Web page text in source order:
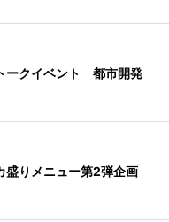
ークイベント 都市開発
盛りメニュー第2弾企画